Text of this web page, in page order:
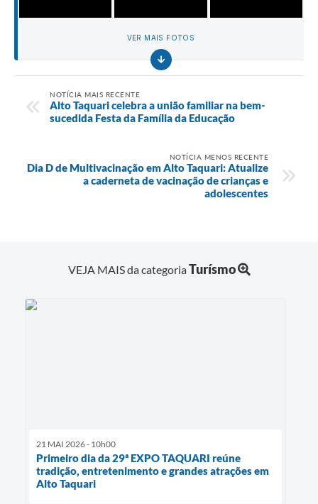
VER MAIS FOTOS
NOTÍCIA MAIS RECENTE
Alto Taquari celebra a união familiar na bem-
sucedida Festa da Família da Educação
NOTÍCIA MENOS RECENTE
Dia D de Multivacinação em Alto Taquari: Atualize
a caderneta de vacinação de crianças e
adolescentes
VEJA MAIS da categoriaTurísmo
21 MAI 2026 - 10h00
Primeiro dia da 29ª EXPO TAQUARI reúne
tradição, entretenimento e grandes atrações em
Alto Taquari